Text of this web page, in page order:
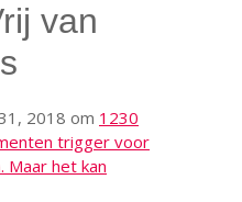
van
2018 om 1230
trigger voor
Maar het kan